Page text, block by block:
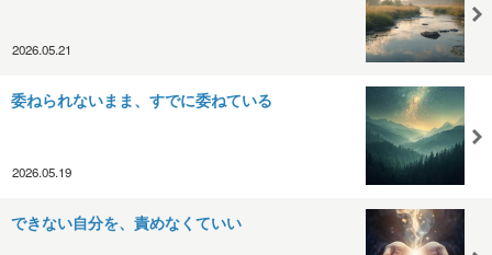
2026.05.21
委ねられないまま、すでに委ねている
2026.05.19
できない自分を、責めなくていい